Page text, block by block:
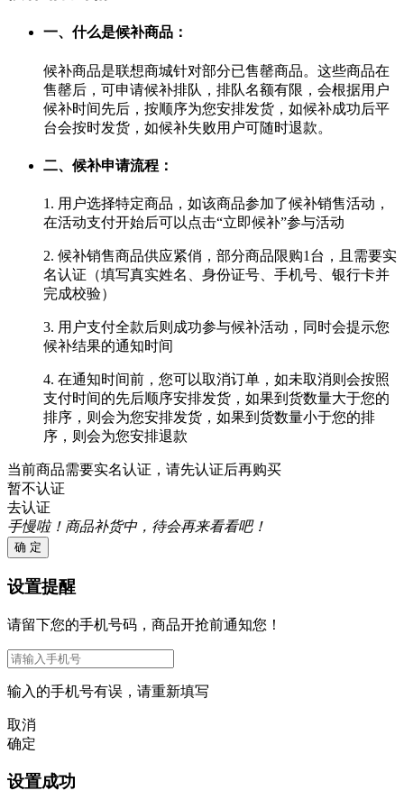
一、什么是候补商品：
候补商品是联想商城针对部分已售罄商品。这些商品在
售罄后，可申请候补排队，排队名额有限，会根据用户
候补时间先后，按顺序为您安排发货，如候补成功后平
台会按时发货，如候补失败用户可随时退款。
二、候补申请流程：
1. 用户选择特定商品，如该商品参加了候补销售活动，
在活动支付开始后可以点击“立即候补”参与活动
2. 候补销售商品供应紧俏，部分商品限购1台，且需要实
名认证（填写真实姓名、身份证号、手机号、银行卡并
完成校验）
3. 用户支付全款后则成功参与候补活动，同时会提示您
候补结果的通知时间
4. 在通知时间前，您可以取消订单，如未取消则会按照
支付时间的先后顺序安排发货，如果到货数量大于您的
排序，则会为您安排发货，如果到货数量小于您的排
序，则会为您安排退款
当前商品需要实名认证，请先认证后再购买
暂不认证
去认证
手慢啦！商品补货中，待会再来看看吧！
确 定
设置提醒
请留下您的手机号码，商品开抢前通知您！
输入的手机号有误，请重新填写
取消
确定
设置成功